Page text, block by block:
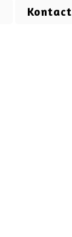
Kontact